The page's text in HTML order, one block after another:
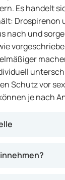
Es handelt
Drospirenon
nach und
Schutz vor
je nach
Spermien